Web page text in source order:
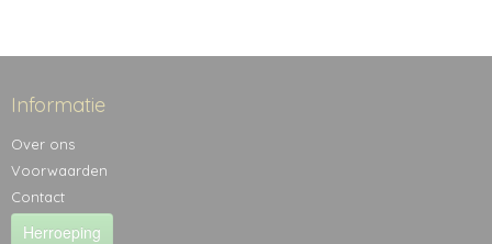
Informatie
Over ons
Voorwaarden
Contact
Herroeping